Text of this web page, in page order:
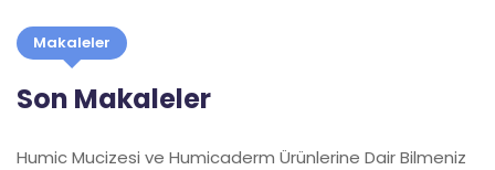
Makaleler
Son Makaleler
Humic Mucizesi ve Humicaderm Ürünlerine Dair Bilmeniz